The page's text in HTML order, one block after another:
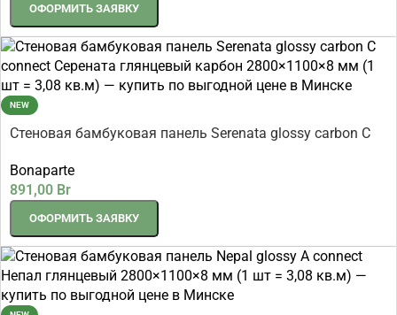
ОФОРМИТЬ ЗАЯВКУ
NEW
Стеновая бамбуковая панель Serenata glossy carbon C
шт = 3,08 кв.м)
Bonaparte
891,00 Br
ОФОРМИТЬ ЗАЯВКУ